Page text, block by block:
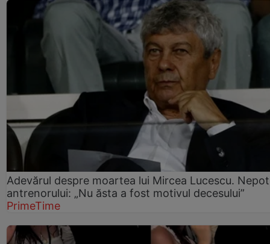
Adevărul despre moartea lui Mircea Lucescu.
antrenorului: „Nu ăsta a fost motivul decesului”
PrimeTime